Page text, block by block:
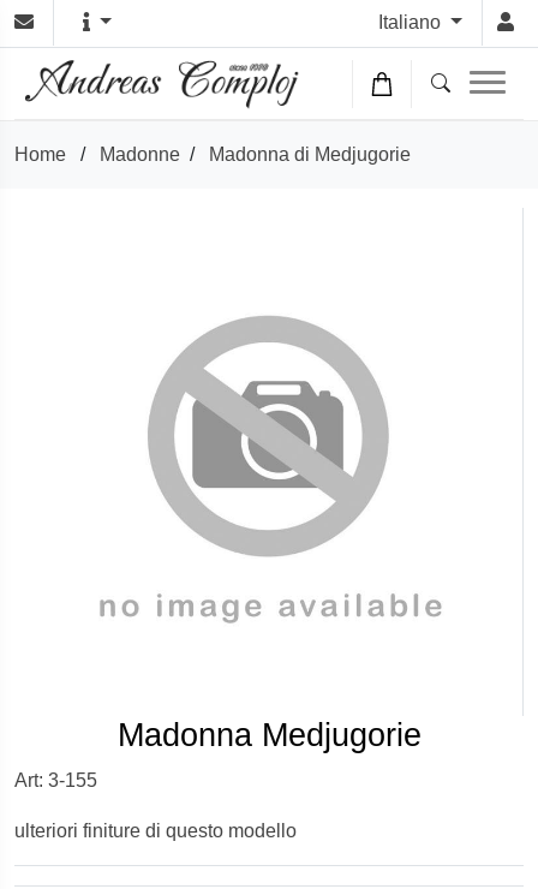
Italiano
Home / Madonne / Madonna di Medjugorie
Madonna Medjugorie
Art: 3-155
ulteriori finiture di questo modello